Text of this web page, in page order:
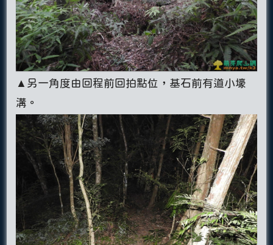
▲另一角度由回程前回拍點位，基石前有道小壕
溝。